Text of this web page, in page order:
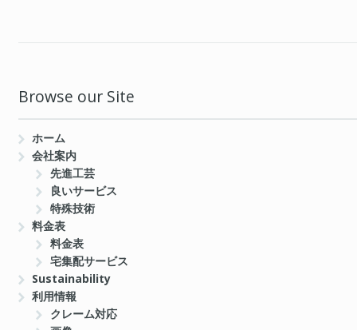
Browse our Site
ホーム
会社案内
先進工芸
良いサービス
特殊技術
料金表
料金表
宅集配サービス
Sustainability
利用情報
クレーム対応